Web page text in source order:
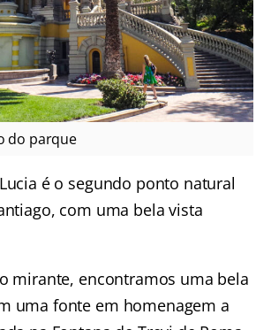
do parque
é o segundo ponto natural
com uma bela vista
mirante, encontramos uma bela
uma fonte em homenagem a